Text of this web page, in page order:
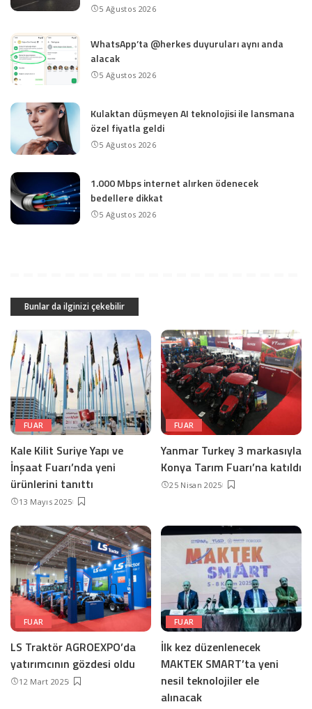
5 Ağustos 2026
WhatsApp’ta @herkes duyuruları aynı anda
alacak
5 Ağustos 2026
Kulaktan düşmeyen AI teknolojisi ile lansmana
özel fiyatla geldi
5 Ağustos 2026
1.000 Mbps internet alırken ödenecek
bedellere dikkat
5 Ağustos 2026
Bunlar da ilginizi çekebilir
FUAR
Kale Kilit Suriye Yapı ve
İnşaat Fuarı’nda yeni
ürünlerini tanıttı
13 Mayıs 2025
FUAR
Yanmar Turkey 3 markasıyla
Konya Tarım Fuarı’na katıldı
25 Nisan 2025
FUAR
LS Traktör AGROEXPO’da
yatırımcının gözdesi oldu
12 Mart 2025
FUAR
İlk kez düzenlenecek
MAKTEK SMART’ta yeni
nesil teknolojiler ele
alınacak